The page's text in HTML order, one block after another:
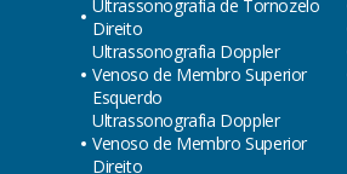
Ultrassonografia de Tornozelo
Direito
Ultrassonografia Doppler
Venoso de Membro Superior
Esquerdo
Ultrassonografia Doppler
Venoso de Membro Superior
Direito